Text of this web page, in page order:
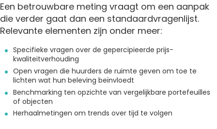
Een betrouwbare meting vraagt om een aanpak
die verder gaat dan een standaardvragenlijst.
Relevante elementen zijn onder meer:
Specifieke vragen over de gepercipieerde prijs-
kwaliteitverhouding
Open vragen die huurders de ruimte geven om toe te
lichten wat hun beleving beïnvloedt
Benchmarking ten opzichte van vergelijkbare portefeuilles
of objecten
Herhaalmetingen om trends over tijd te volgen